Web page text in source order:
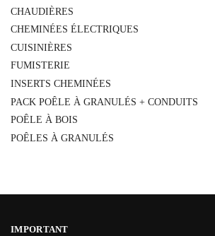
CHAUDIÈRES
CHEMINÉES ÉLECTRIQUES
CUISINIÈRES
FUMISTERIE
INSERTS CHEMINÉES
PACK POÊLE À GRANULÉS + CONDUITS
POÊLE À BOIS
POÊLES À GRANULÉS
IMPORTANT